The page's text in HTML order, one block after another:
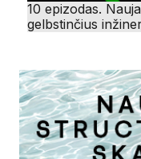
10 epizodas.
gelbstinčius